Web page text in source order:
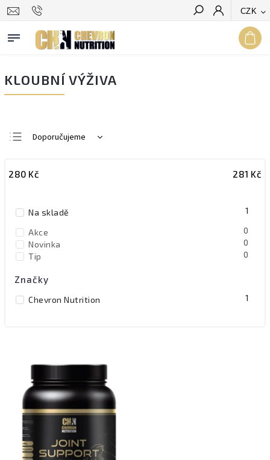
CZK
Hledat
KLOUBNÍ VÝŽIVA
Doporučujeme
Nejdražší
Abecedně
280 Kč 281 Kč
Na skladě 1
Akce 0
Novinka 0
Tip 0
Značky
Chevron Nutrition 1